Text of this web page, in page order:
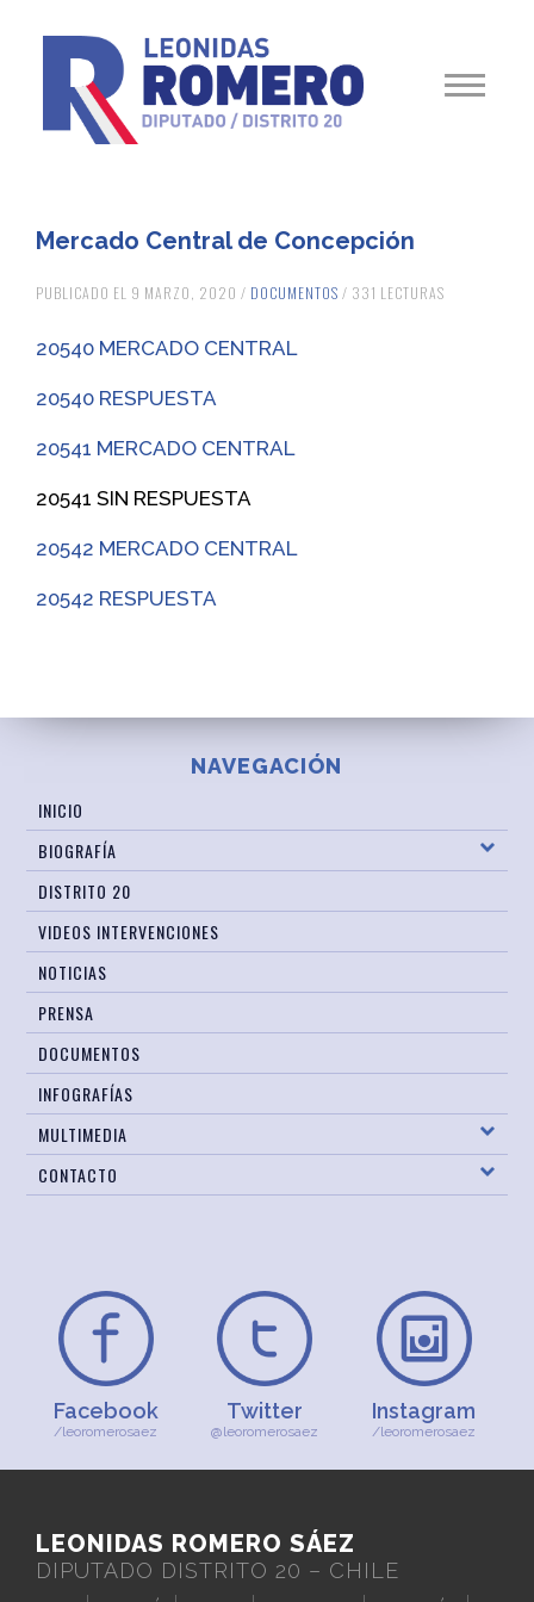
Mercado Central de Concepción
PUBLICADO EL 9 MARZO, 2020 / DOCUMENTOS / 331 LECTURAS
20540 MERCADO CENTRAL
20540 RESPUESTA
20541 MERCADO CENTRAL
20541 SIN RESPUESTA
20542 MERCADO CENTRAL
20542 RESPUESTA
NAVEGACIÓN
INICIO
BIOGRAFÍA
DISTRITO 20
VIDEOS INTERVENCIONES
NOTICIAS
PRENSA
DOCUMENTOS
INFOGRAFÍAS
MULTIMEDIA
CONTACTO
Facebook
/leoromerosaez
Twitter
@leoromerosaez
Instagram
/leoromerosaez
LEONIDAS ROMERO SÁEZ
DIPUTADO DISTRITO 20 – CHILE